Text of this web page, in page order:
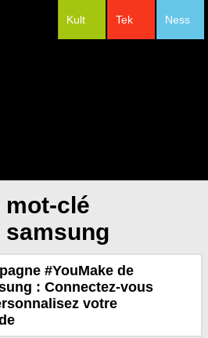
Ness
Tek
Kult
clé
#YouMake de
: Connectez-vous
votre